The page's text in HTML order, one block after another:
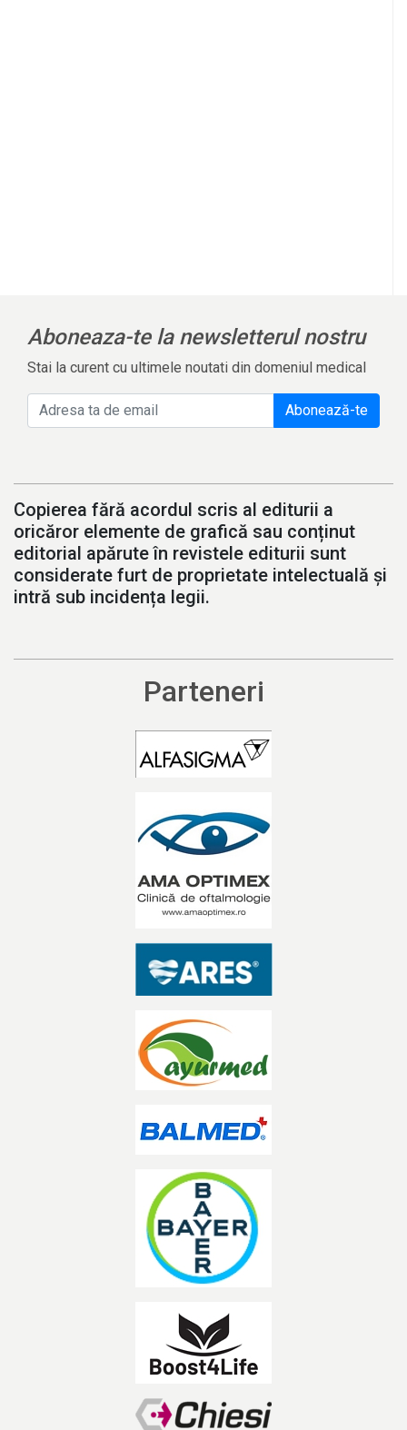
Aboneaza-te la newsletterul nostru
Stai la curent cu ultimele noutati din domeniul medical
Abonează-te
Copierea fără acordul scris al editurii a
oricăror elemente de grafică sau conținut
editorial apărute în revistele editurii sunt
considerate furt de proprietate intelectuală și
intră sub incidența legii.
Parteneri